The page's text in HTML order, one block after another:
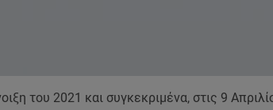
του 2021 και συγκεκριμένα, στις 9